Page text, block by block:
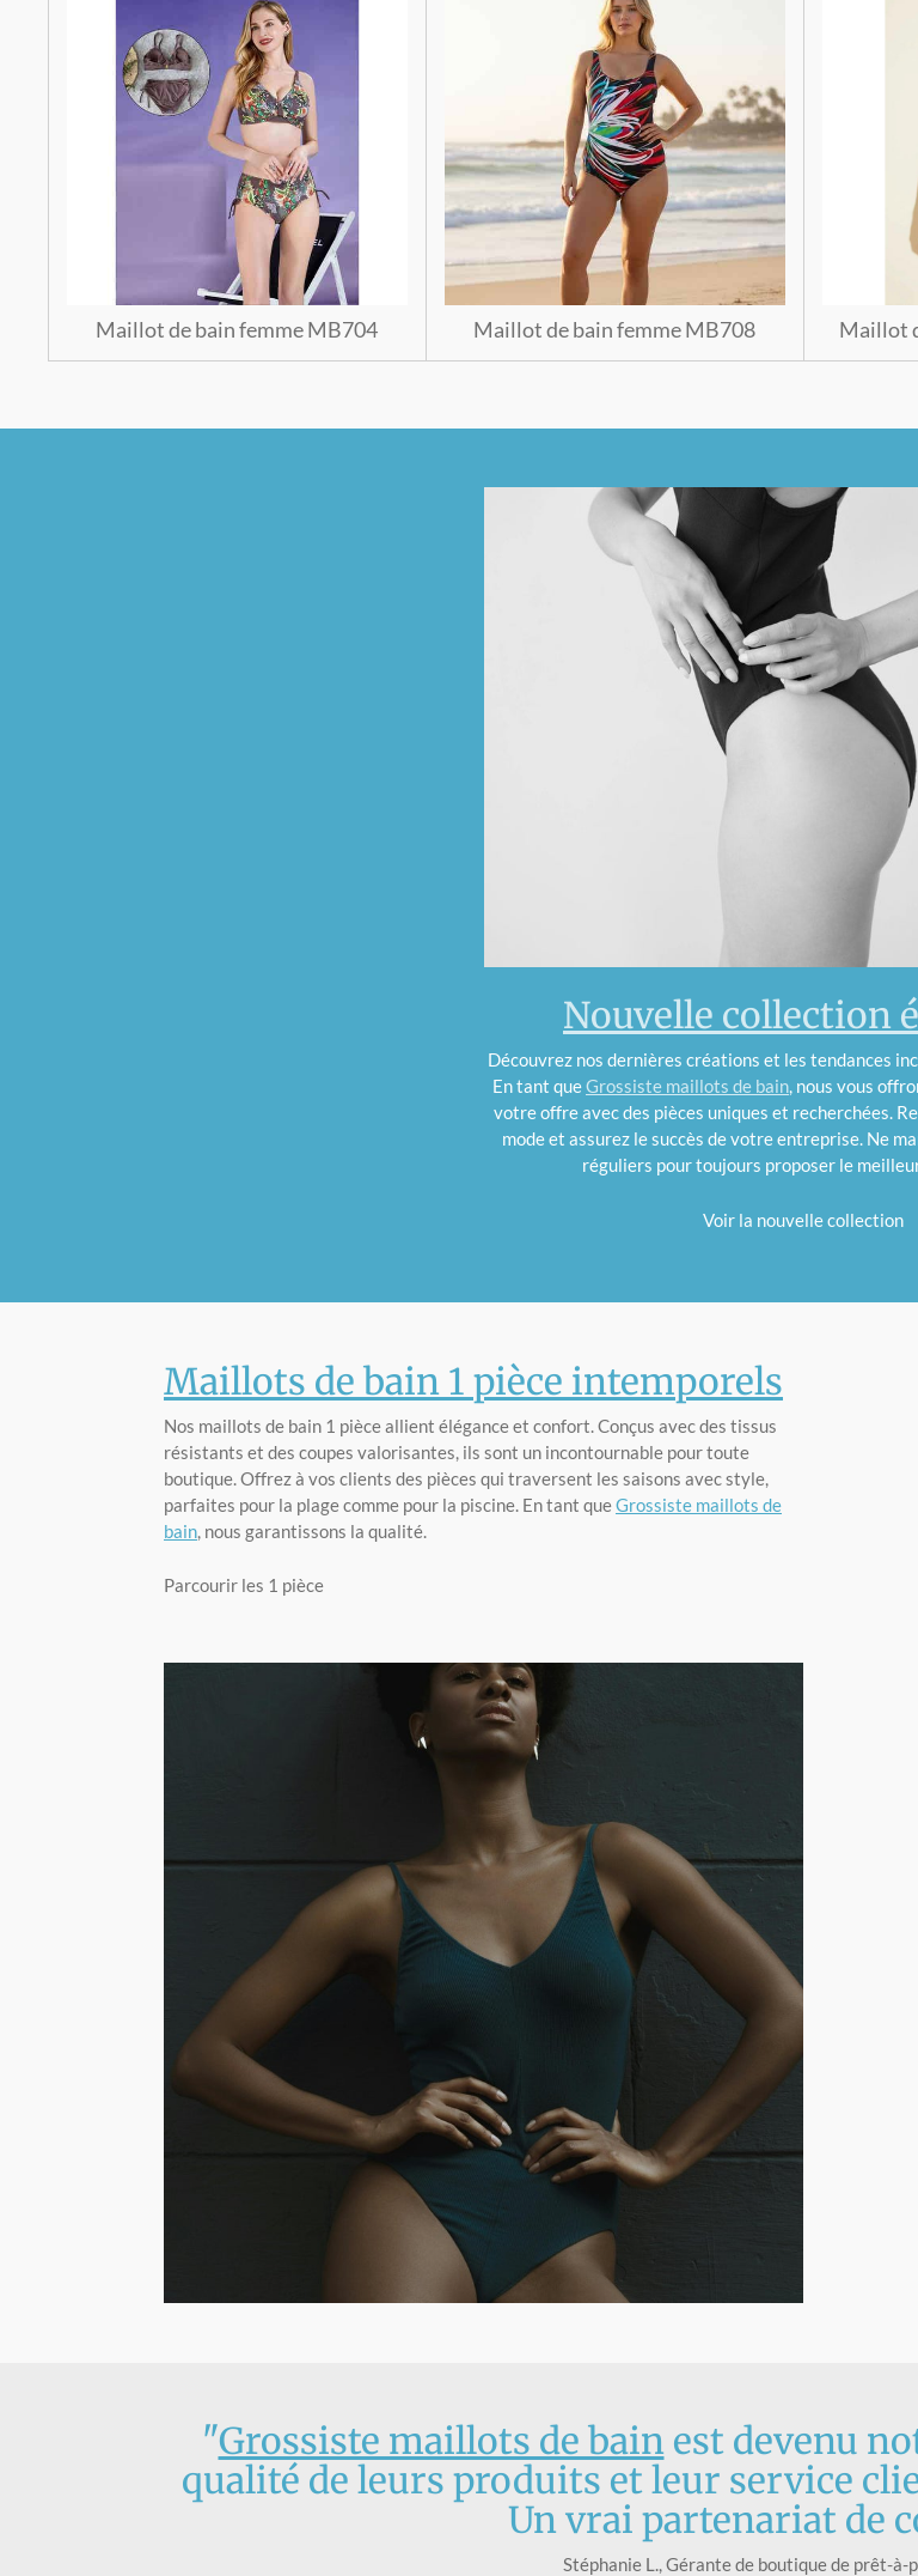
Maillot de bain femme MB704 Maillot de bain femme MB708 Maillot
Nouvelle collection
Découvrez nos dernières créations et les tendances
En tant queGrossiste maillots de bain, nous vous
votre offre avec des pièces uniques et recherchées.
mode et assurez le succès de votre entreprise. Ne
réguliers pour toujours proposer le
Voir la nouvelle collection
Maillots de bain 1 pièce intemporels
Nos maillots de bain 1 pièce allient élégance et confort. Conçus avec des tissus
résistants et des coupes valorisantes, ils sont un incontournable pour toute
boutique. Offrez à vos clients des pièces qui traversent les saisons avec style,
parfaites pour la plage comme pour la piscine. En tant queGrossiste maillots de
bain, nous garantissons la qualité.
Parcourir les 1 pièce
"Grossiste maillots de bainest devenu
qualité de leurs produits et leur service
Un vrai partenariat de
Stéphanie L., Gérante de boutique de prêt-à-